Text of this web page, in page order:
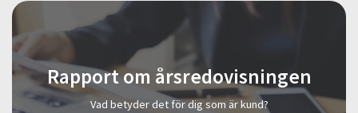
Rapport om årsredovisningen
Vad betyder det för dig som är kund?